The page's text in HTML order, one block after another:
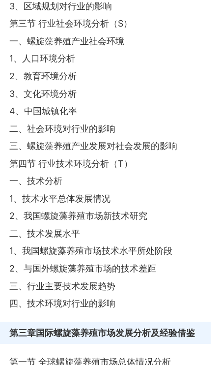
3、区域规划对行业的影响
第三节 行业社会环境分析（S）
一、螺旋藻养殖产业社会环境
1、人口环境分析
2、教育环境分析
3、文化环境分析
4、中国城镇化率
二、社会环境对行业的影响
三、螺旋藻养殖产业发展对社会发展的影响
第四节 行业技术环境分析（T）
一、技术分析
1、技术水平总体发展情况
2、我国螺旋藻养殖市场新技术研究
二、技术发展水平
1、我国螺旋藻养殖市场技术水平所处阶段
2、与国外螺旋藻养殖市场的技术差距
三、行业主要技术发展趋势
四、技术环境对行业的影响
第三章国际螺旋藻养殖市场发展分析及经验借鉴
第一节 全球螺旋藻养殖市场总体情况分析